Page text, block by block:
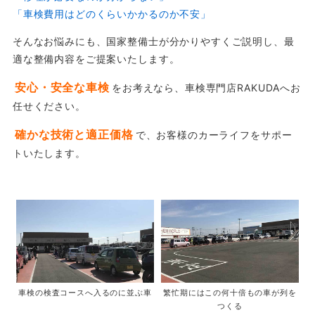
「車検費用はどのくらいかかるのか不安」
そんなお悩みにも、国家整備士が分かりやすくご説明し、最
適な整備内容をご提案いたします。
安心・安全な車検 をお考えなら、車検専門店RAKUDAへお
任せください。
確かな技術と適正価格 で、お客様のカーライフをサポー
トいたします。
車検の検査コースへ入るのに並ぶ車
繁忙期にはこの何十倍もの車が列を
つくる